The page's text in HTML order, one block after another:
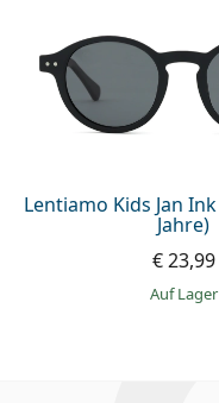
Lentiamo Kids Jan
Jahre)
€ 23,99
auf Lager